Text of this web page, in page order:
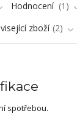
Hodnocení
1
zboží 2
spotřebou.